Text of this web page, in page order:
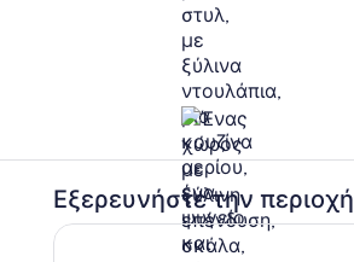
Εσωτερικοί χώροι
Εξερευνήστε την περιοχή